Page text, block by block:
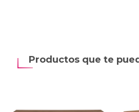
Productos que te